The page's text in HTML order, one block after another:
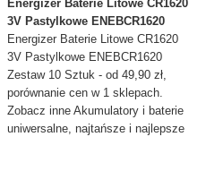
Energizer Baterie Litowe CR1620
3V Pastylkowe ENEBCR1620
Energizer Baterie Litowe CR1620
3V Pastylkowe ENEBCR1620
Zestaw 10 Sztuk - od 49,90 zł,
porównanie cen w 1 sklepach.
Zobacz inne Akumulatory i baterie
uniwersalne, najtańsze i najlepsze